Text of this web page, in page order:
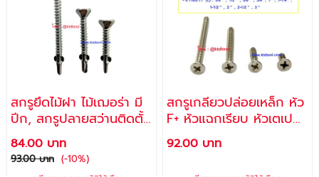
สกรูยึดไม้ฝา ไม้เฌอร่า มี
ปีก, สกรูปลายสว่านติดตั้ง
ไม้เทียม ไฟเบอร์ซีเมนต์ -
Made in Taiwan
84.00 บาท
93.00 บาท (-10%)
สกรูเกลียวปล่อยเหล็ก หัว
F+ หัวแฉกเรียบ หัวเตเปอร์
, เกลียวเหล็ก (ขายยก
กล่อง) / ยี่ห้อ ALLWAYS
92.00 บาท